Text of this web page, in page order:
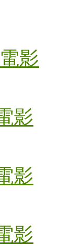
影
影
影
影